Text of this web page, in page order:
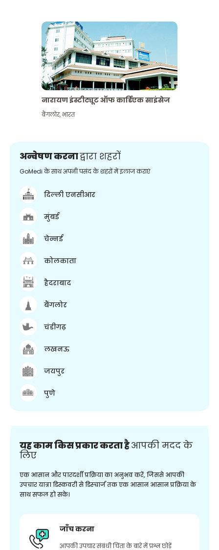
नारायण इंस्टीट्यूट ऑफ कार्डिएक साइंसेज
बैंगलोर,भारत
अन्वेषण करनाद्वारा शहरों
GoMedi के साथ अपनी पसंद के शहरों में इलाज कराएं
दिल्ली एनसीआर
मुंबई
चेन्नई
कोलकाता
हैदराबाद
बैंगलोर
चंडीगढ़
लखनऊ
जयपुर
पुणे
यह काम किस प्रकार करता हैआपकी मदद के
लिए
एक आसान और पारदर्शी प्रक्रिया का अनुभव करें, जिससे आपकी
उपचार यात्रा डिस्कवरी से डिस्चार्ज तक एक आसान आसान प्रक्रिया के
साथ सफल हो सके।
जाँच करना
आपकी उपचार संबंधी चिंता के बारे में प्रश्न छोड़ें